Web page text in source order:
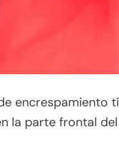
encrespamiento
la parte frontal